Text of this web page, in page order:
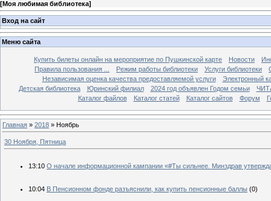
[Моя любимая библиотека]
Вход на сайт
Меню сайта
Купить билеты онлайн на мероприятие по Пушкинской карте Новости
Правила пользования ...
Режим работы библиотеки Услуги библиотеки
Независимая оценка качества предоставляемой услуги
Электронный
Детская библиотека
Юринский филиал 2024 год объявлен Годом семьи
Каталог файлов
Каталог статей Каталог сайтов Форум
Главная » 2018 » Ноябрь
30 Ноября, Пятница
13:10 О начале информационной кампании «#Ты сильнее. Минздрав
10:04 В Пенсионном фонде разъяснили, как купить пенсионные баллы (0)